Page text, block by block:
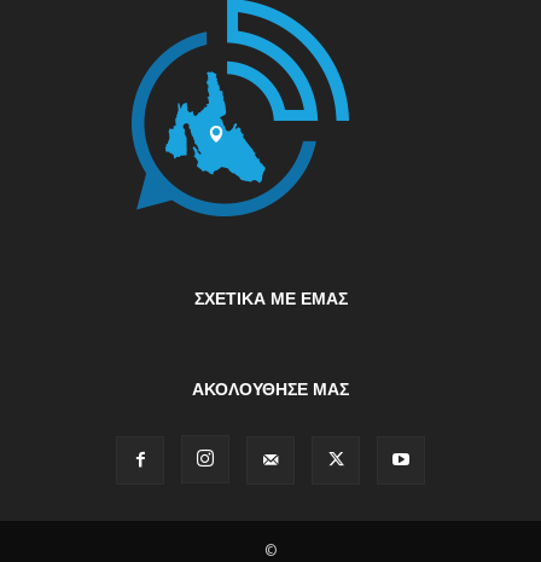
ΣΧΕΤΙΚΆ ΜΕ ΕΜΆΣ
ΑΚΟΛΟΥΘΗΣΕ ΜΑΣ
©